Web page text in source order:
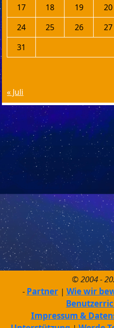
17
18 19 20
24
25 26 27
31
« Juli
© 2004 -
Partner
Wie wir
Impressum &